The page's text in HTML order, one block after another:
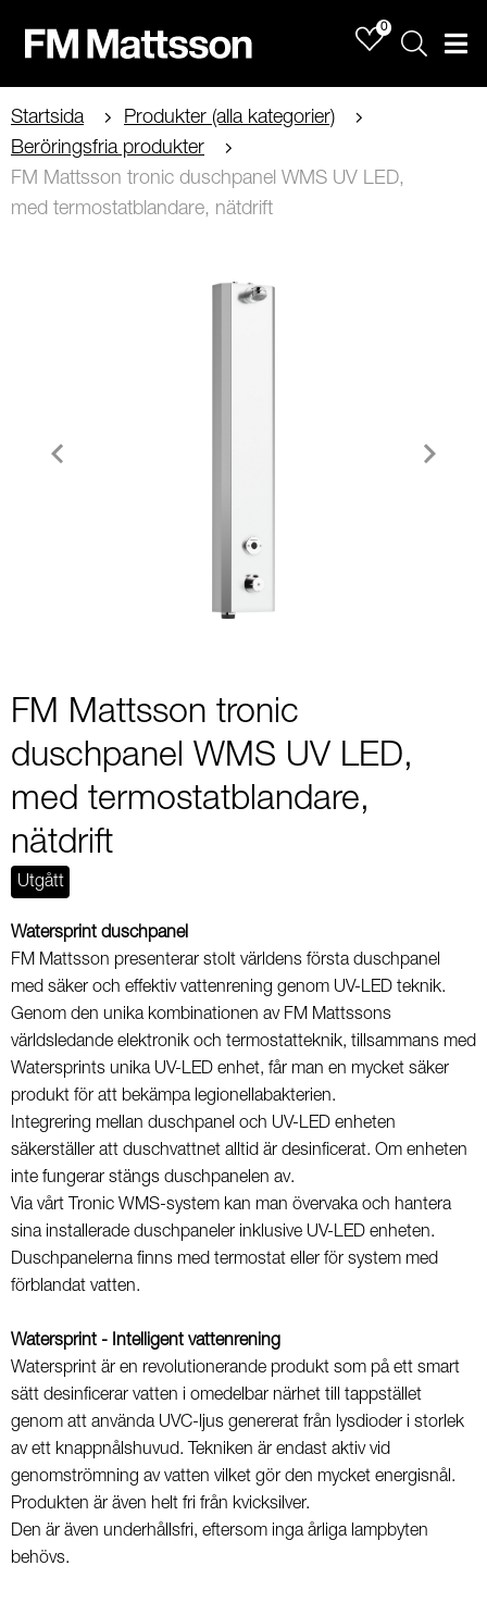
0
Sök
Startsida
Produkter (alla kategorier)
Beröringsfria produkter
FM Mattsson tronic duschpanel WMS UV LED,
med termostatblandare, nätdrift
FM Mattsson tronic
duschpanel WMS UV LED,
med termostatblandare,
nätdrift
Utgått
Watersprint duschpanel
FM Mattsson presenterar stolt världens första duschpanel
med säker och effektiv vattenrening genom UV-LED teknik.
Genom den unika kombinationen av FM Mattssons
världsledande elektronik och termostatteknik, tillsammans med
Watersprints unika UV-LED enhet, får man en mycket säker
produkt för att bekämpa legionellabakterien.
Integrering mellan duschpanel och UV-LED enheten
säkerställer att duschvattnet alltid är desinficerat. Om enheten
inte fungerar stängs duschpanelen av.
Via vårt Tronic WMS-system kan man övervaka och hantera
sina installerade duschpaneler inklusive UV-LED enheten.
Duschpanelerna finns med termostat eller för system med
förblandat vatten.
Watersprint - Intelligent vattenrening
Watersprint är en revolutionerande produkt som på ett smart
sätt desinficerar vatten i omedelbar närhet till tappstället
genom att använda UVC-ljus genererat från lysdioder i storlek
av ett knappnålshuvud. Tekniken är endast aktiv vid
genomströmning av vatten vilket gör den mycket energisnål.
Produkten är även helt fri från kvicksilver.
Den är även underhållsfri, eftersom inga årliga lampbyten
behövs.